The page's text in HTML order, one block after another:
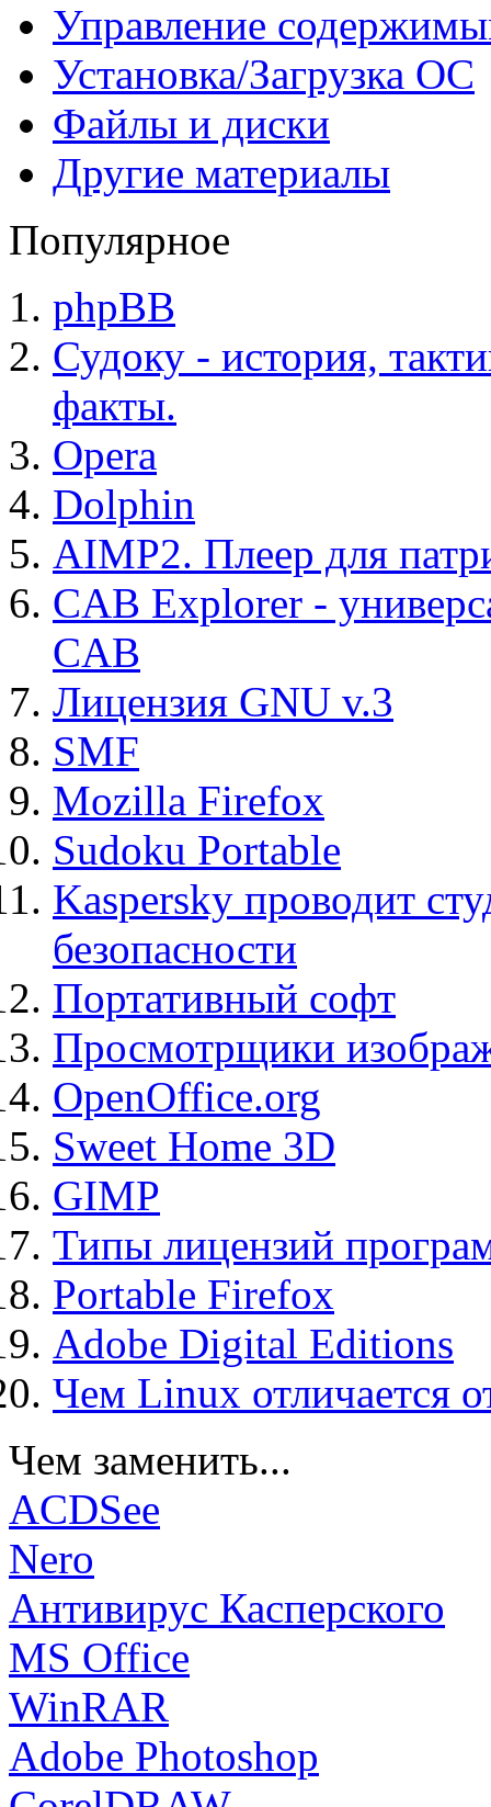
Управление
Установка/Загрузка ОС
Файлы и диски
Другие материалы
Популярное
phpBB
Судоку - история,
факты.
Opera
Dolphin
AIMP2. Плеер для
CAB Explorer -
CAB
Лицензия GNU v.3
SMF
Mozilla Firefox
Sudoku Portable
Kaspersky проводит
безопасности
Портативный софт
Просмотрщики
OpenOffice.org
Sweet Home 3D
GIMP
Типы лицензий
Portable Firefox
Adobe Digital Editions
Чем Linux отличается
Чем заменить...
ACDSee
Nero
Антивирус Касперского
MS Office
WinRAR
Adobe Photoshop